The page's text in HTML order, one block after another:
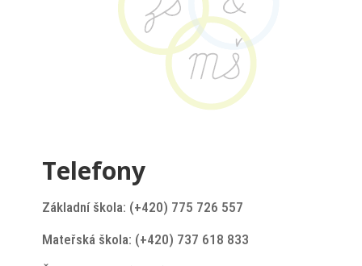
Telefony
Základní škola: (+420) 775 726 557
Mateřská škola: (+420) 737 618 833